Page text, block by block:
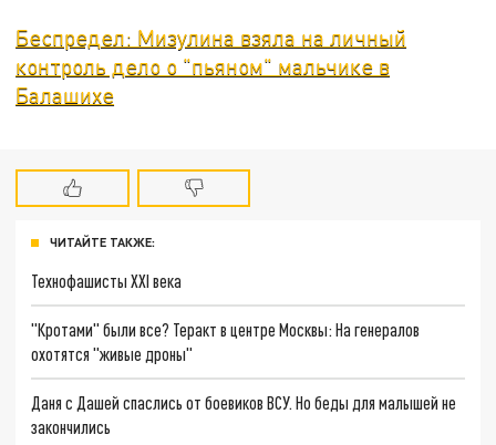
Беспредел: Мизулина взяла на личный
контроль дело о "пьяном" мальчике в
Балашихе
ЧИТАЙТЕ ТАКЖЕ:
Технофашисты XXI века
"Кротами" были все? Теракт в центре Москвы: На генералов
охотятся "живые дроны"
Даня с Дашей спаслись от боевиков ВСУ. Но беды для малышей не
закончились